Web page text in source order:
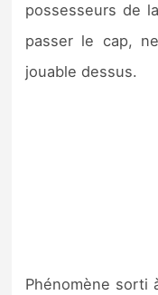
Sorties de jeux
possesseurs de
passer le cap,
jouable dessus.
Phénomène sorti